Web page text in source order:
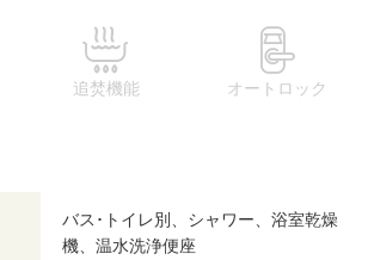
追焚機能 オートロック
バス･トイレ別、シャワー、浴室乾燥
機、温水洗浄便座